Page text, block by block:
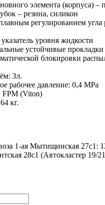
элемента (корпуса) –
– резина, силикон
регулированием угла
уровня жидкости
устойчивые прокладки
блокировки
3л.
рабочее давление: 0,4 MPa
FPM (Viton)
кг.
1-ая Мытищинская 27с1:
28с1 (Автокластер 19/